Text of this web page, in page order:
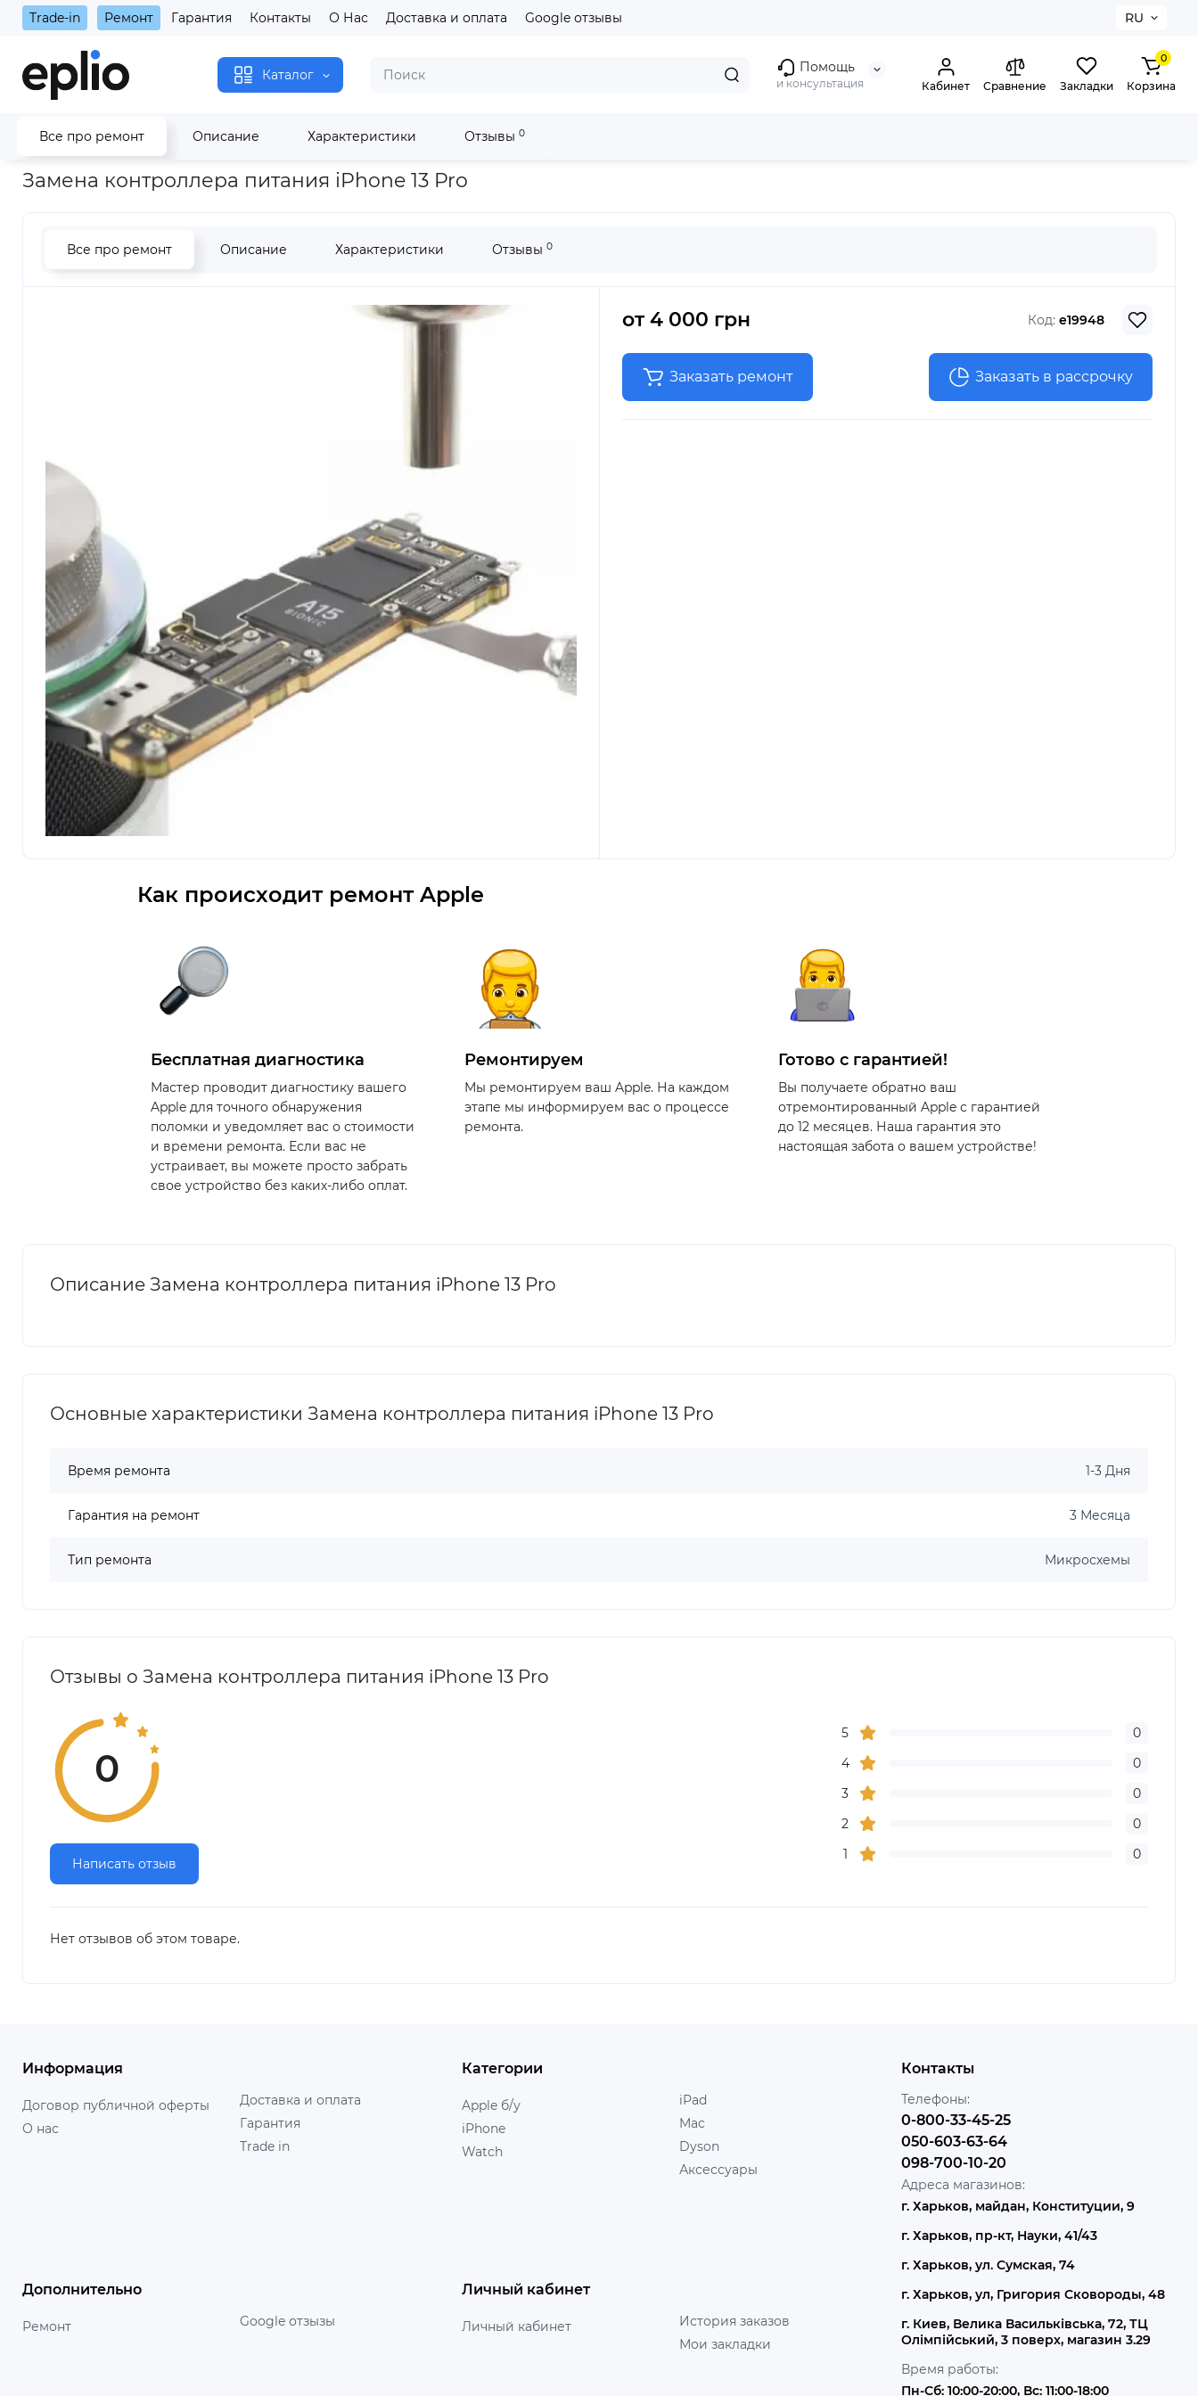
Trade-in Ремонт Гарантия Контакты О Нас Доставка и оплата Google отзывы RU
Каталог Помощь
и консультация Кабинет Сравнение Закладки
0
Корзина
Все про ремонт Описание Характеристики Отзывы 0
Главная Замена контроллера питания iPhone 13 Pro
Замена контроллера питания iPhone 13 Pro
Все про ремонт Описание Характеристики Отзывы 0
от 4 000 грн Код: e19948
Заказать ремонт Заказать в рассрочку
Как происходит ремонт Apple
Бесплатная диагностика
Мастер проводит диагностику вашего
Apple для точного обнаружения
поломки и уведомляет вас о стоимости
и времени ремонта. Если вас не
устраивает, вы можете просто забрать
свое устройство без каких-либо оплат.
Ремонтируем
Мы ремонтируем ваш Apple. На каждом
этапе мы информируем вас о процессе
ремонта.
Готово с гарантией!
Вы получаете обратно ваш
отремонтированный Apple с гарантией
до 12 месяцев. Наша гарантия это
настоящая забота о вашем устройстве!
Описание Замена контроллера питания iPhone 13 Pro
Основные характеристики Замена контроллера питания iPhone 13 Pro
Время ремонта 1-3 Дня
Гарантия на ремонт 3 Месяца
Тип ремонта Микросхемы
Отзывы о Замена контроллера питания iPhone 13 Pro
0
Написать отзыв
5
0
4
0
3
0
2
0
1
0
Нет отзывов об этом товаре.
Информация
Договор публичной оферты
О нас
Доставка и оплата
Гарантия
Trade in
Категории
Apple б/у
iPhone
Watch
iPad
Mac
Dyson
Аксессуары
Дополнительно
Ремонт Google отзызы
Личный кабинет
Личный кабинет
История заказов
Мои закладки
Контакты
Телефоны:
0-800-33-45-25
050-603-63-64
098-700-10-20
Адреса магазинов:
г. Харьков, майдан, Конституции, 9
г. Харьков, пр-кт, Науки, 41/43
г. Харьков, ул. Сумская, 74
г. Харьков, ул, Григория Сковороды, 48
г. Киев, Велика Васильківська, 72, ТЦ
Олімпійський, 3 поверх, магазин 3.29
Время работы:
Пн-Сб: 10:00-20:00, Вс: 11:00-18:00